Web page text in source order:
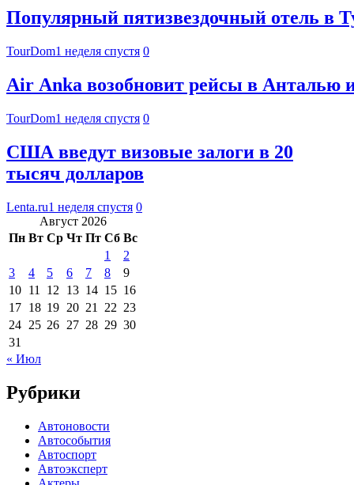
Популярный пятизвездочный отель в
TourDom1 неделя спустя 0
Air Anka возобновит рейсы в Анталью
TourDom1 неделя спустя 0
США введут визовые залоги в 20
тысяч долларов
Lenta.ru1 неделя спустя 0
Август 2026
Пн Вт Ср Чт Пт Сб Вс
1
2
3
4 5 6 7 8
9
10 11 12 13 14 15 16
17 18 19 20 21 22 23
24 25 26 27 28 29 30
31
« Июл
Рубрики
Автоновости
Автособытия
Автоспорт
Автоэксперт